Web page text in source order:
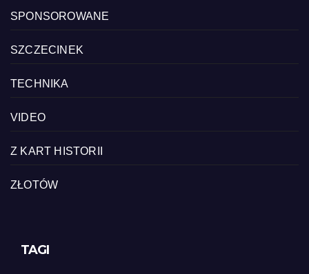
SPONSOROWANE
SZCZECINEK
TECHNIKA
VIDEO
Z KART HISTORII
ZŁOTÓW
TAGI